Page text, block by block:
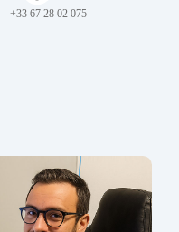
+33 67 28 02 075